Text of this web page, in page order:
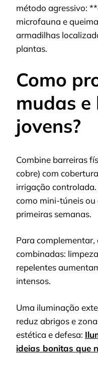
método agressivo:
microfauna e
armadilhas
plantas.
Como
mudas
jovens?
Combine barreiras
cobre) com
irrigação
como mini-túneis
primeiras semanas.
Para
combinadas:
repelentes
intensos.
Uma iluminação
reduz abrigos e
estética e defesa:
ideias bonitas que